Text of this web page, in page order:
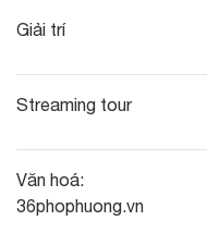
Giải trí
Streaming tour
Văn hoá:
36phophuong.vn